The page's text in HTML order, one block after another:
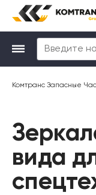
Комтранс Запасные
вида